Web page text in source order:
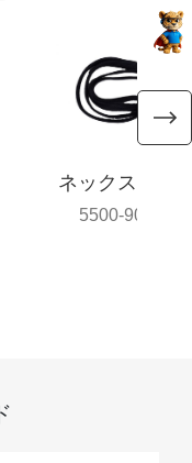
ネックストラ
5500-